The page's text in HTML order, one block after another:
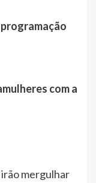
com a
mergulhar